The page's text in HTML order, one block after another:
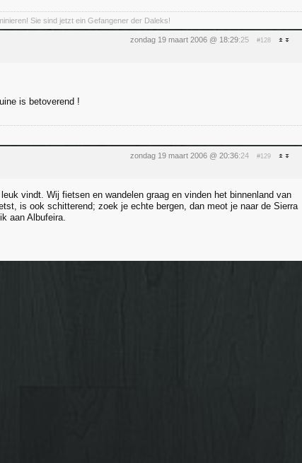
Sie sind jetzt ein Gefangener der Daleks!
zondag 19 maart 2006 @ 18:29:25 #128
is betoverend !
zondag 19 maart 2006 @ 20:36:24 #129
vindt. Wij fietsen en wandelen graag en vinden het binnenland van
is ook schitterend; zoek je echte bergen, dan meot je naar de Sierra
aan Albufeira.